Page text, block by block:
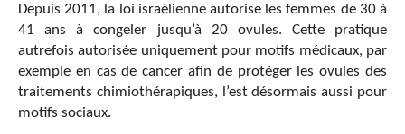
Depuis 2011, la loi israélienne autorise les femmes de 30 à
41 ans à congeler jusqu’à 20 ovules. Cette pratique
autrefois autorisée uniquement pour motifs médicaux, par
exemple en cas de cancer afin de protéger les ovules des
traitements chimiothérapiques, l’est désormais aussi pour
motifs sociaux.